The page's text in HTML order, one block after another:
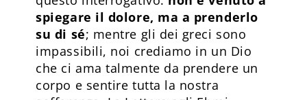
spiegare il dolore, ma a prenderlo
su di sé; mentre gli dei greci sono
impassibili, noi crediamo in un Dio
che ci ama talmente da prendere un
corpo e sentire tutta la nostra